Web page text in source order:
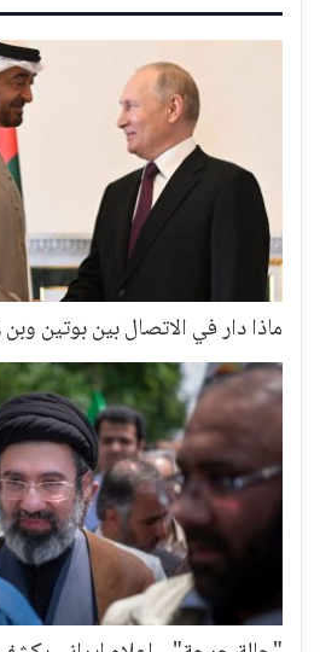
ماذا دار في الاتصال بين بوتين وبن